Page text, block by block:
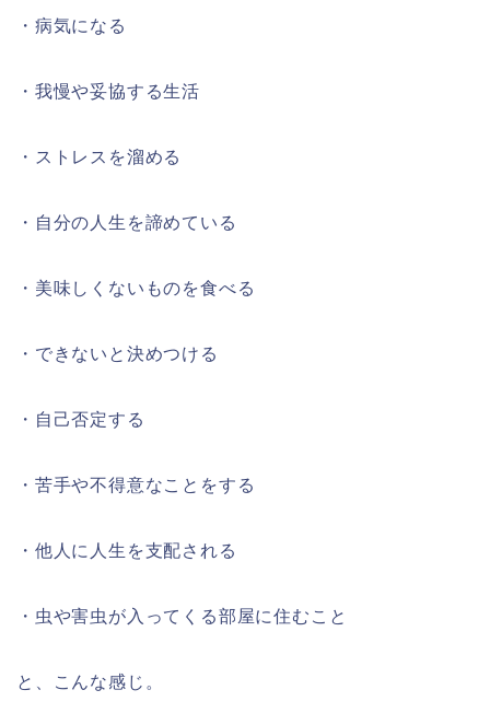
・病気になる
・我慢や妥協する生活
・ストレスを溜める
・自分の人生を諦めている
・美味しくないものを食べる
・できないと決めつける
・自己否定する
・苦手や不得意なことをする
・他人に人生を支配される
・虫や害虫が入ってくる部屋に住むこと
と、こんな感じ。